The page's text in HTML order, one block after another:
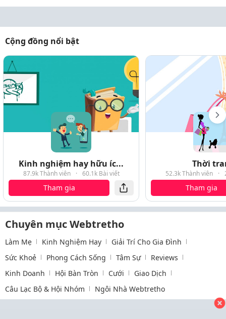
Cộng đồng nổi bật
Kinh nghiệm hay hữu íc...
87.9k Thành viên · 60.1k Bài viết
Tham gia
Thời
52.3k Thành viên ·
Tham gia
Chuyên mục Webtretho
Làm Mẹ Kinh Nghiệm Hay
Giải Trí Cho Gia Đình
Sức Khoẻ
Phong Cách Sống Tâm Sự
Reviews
Kinh Doanh
Hội Bàn Tròn Cưới
Giao Dịch
Câu Lạc Bộ & Hội Nhóm
Ngôi Nhà Webtretho